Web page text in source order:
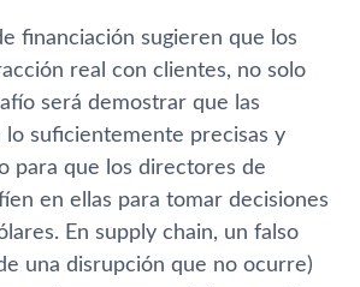
financiación sugieren que los
real con clientes, no solo
será demostrar que las
lo suficientemente precisas y
para que los directores de
en ellas para tomar decisiones
En supply chain, un falso
una disrupción que no ocurre)